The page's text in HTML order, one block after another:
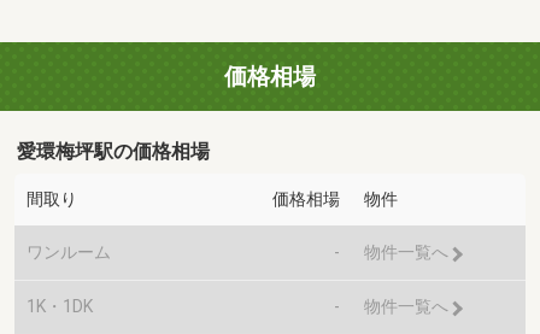
価格相場
愛環梅坪駅の価格相場
間取り 価格相場 物件
ワンルーム - 物件一覧へ
1K・1DK - 物件一覧へ